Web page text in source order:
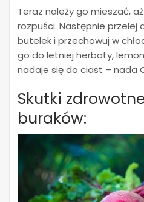
Teraz należy go mieszać,
rozpuści. Następnie przelej
butelek i przechowuj w
go do letniej herbaty,
nadaje się do ciast – nada
Skutki
buraków: